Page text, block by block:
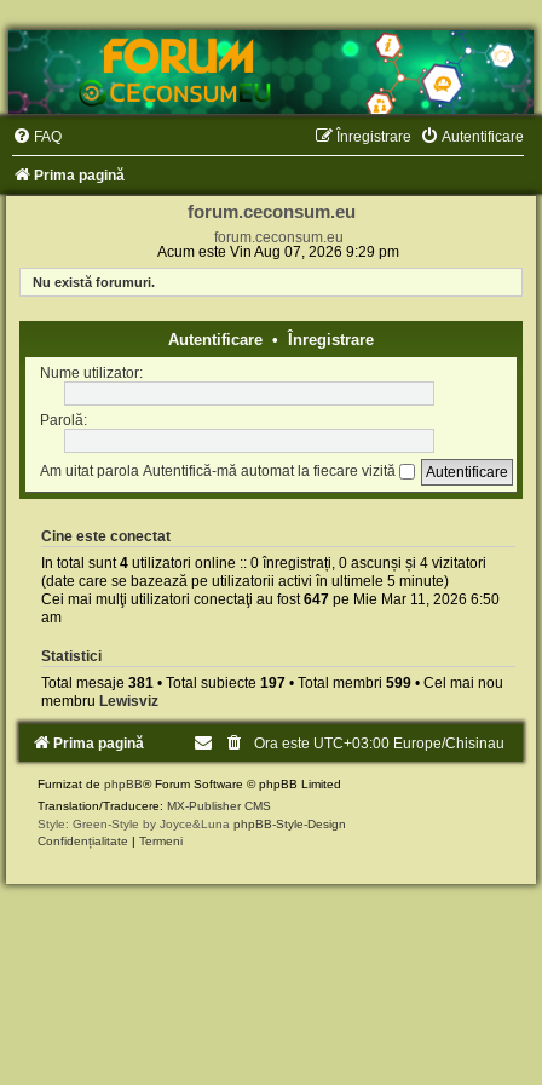
FAQ Autentificare
Înregistrare
Prima pagină
forum.ceconsum.eu
forum.ceconsum.eu
Acum este Vin Aug 07, 2026 9:29 pm
Nu există forumuri.
Autentificare • Înregistrare
Nume utilizator:
Parolă:
Am uitat parola Autentifică-mă automat la fiecare vizită
Cine este conectat
In total sunt4 utilizatori online :: 0 înregistrați, 0 ascunși și 4 vizitatori
(date care se bazează pe utilizatorii activi în ultimele 5 minute)
Cei mai mulţi utilizatori conectaţi au fost647 pe Mie Mar 11, 2026 6:50
am
Statistici
Total mesaje 381 • Total subiecte 197 • Total membri 599 • Cel mai nou
membru Lewisviz
Prima pagină Ora este UTC+03:00 Europe/Chisinau
Furnizat de phpBB® Forum Software © phpBB Limited
Translation/Traducere: MX-Publisher CMS
Style: Green-Style by Joyce&Luna phpBB-Style-Design
Confidențialitate | Termeni